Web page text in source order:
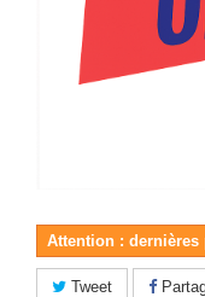
Attention :
Tweet